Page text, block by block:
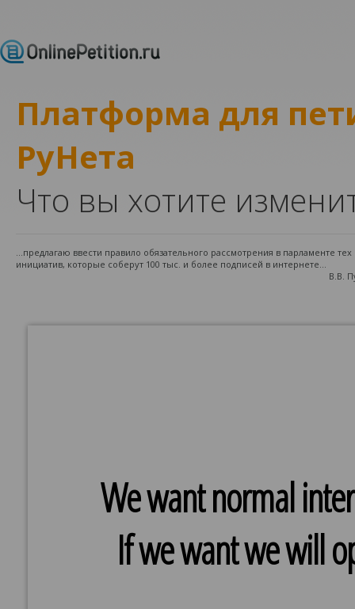
Платформа для
РуНета
Что вы хотите
...предлагаю ввести правило обязательного рассмотрения в парламенте
инициатив, которые соберут 100 тыс. и более подписей в интернете...
В.В.
We want normal
If we want we will